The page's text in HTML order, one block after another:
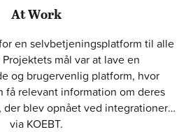
At Work
en selvbetjeningsplatform til alle
mål var at lave en
og brugervenlig platform, hvor
få relevant information om deres
der blev opnået ved integrationer
via KOEBT.